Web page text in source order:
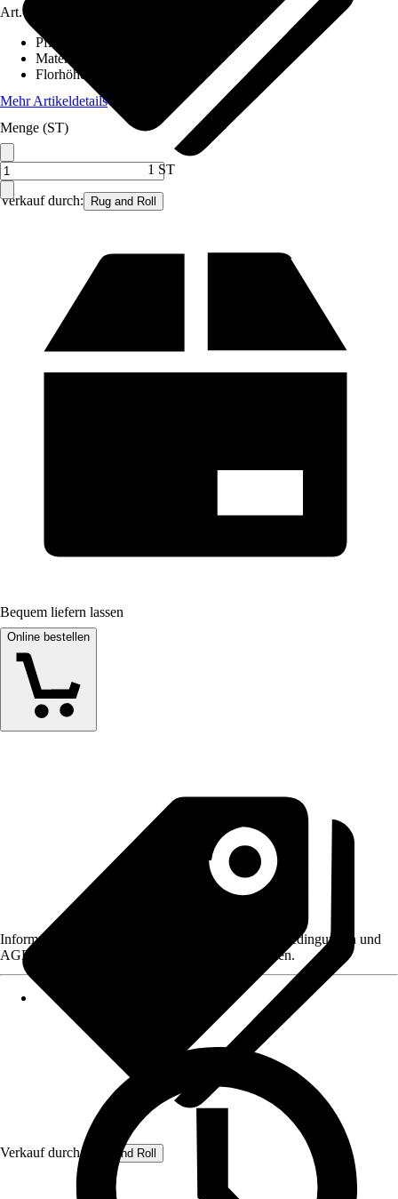
Verkauf durch: Rug and Roll
Art.-Nr.
Pflegehinweis
Material
Florhöhe (ca.)
Mehr Artikeldetails
Menge (ST)
1 ST
Bequem liefern lassen
Online bestellen
Verkauf durch: Rug and Roll
Informationen des Verkäufers, wie z. B. Rückgabebedingungen und
AGB, finden Sie bei Klick auf den Verkäufernamen.